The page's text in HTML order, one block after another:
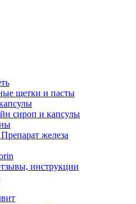
щетки и пасты
сироп и капсулы
железа
инструкции